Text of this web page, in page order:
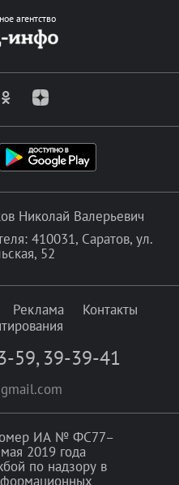
агентство
Николай Валерьевич
410031, Саратов, ул.
52
Реклама
Контакты
59, 39-39-41
ИА № ФС77–
2019 года
по надзору в